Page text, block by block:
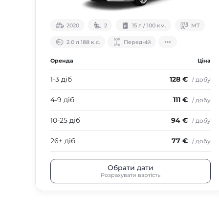
2020 2 15 л / 100 км. МТ
2.0 л 188 к.с. Передній
Оренда Ціна
1-3 діб 128 € / добу
4-9 діб 111 € / добу
10-25 діб 94 € / добу
26+ діб 77 € / добу
Обрати дати
Розрахувати вартість